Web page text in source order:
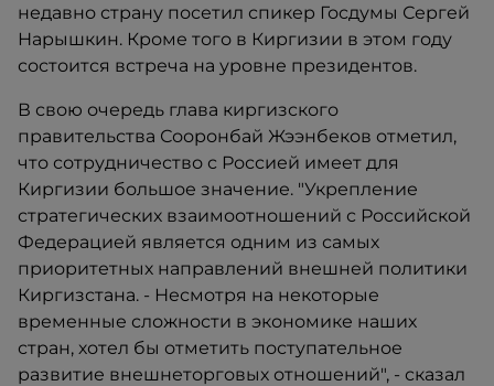
недавно страну посетил спикер Госдумы Сергей
Нарышкин. Кроме того в Киргизии в этом году
состоится встреча на уровне президентов.
В свою очередь глава киргизского
правительства Сооронбай Жээнбеков отметил,
что сотрудничество с Россией имеет для
Киргизии большое значение. "Укрепление
стратегических взаимоотношений с Российской
Федерацией является одним из самых
приоритетных направлений внешней политики
Киргизстана. - Несмотря на некоторые
временные сложности в экономике наших
стран, хотел бы отметить поступательное
развитие внешнеторговых отношений", - сказал